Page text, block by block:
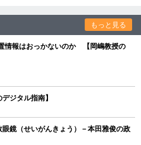
もっと見る
情報はおっかないのか 【岡嶋教授の
ジタル指南】
鏡（せいがんきょう）－本田雅俊の政